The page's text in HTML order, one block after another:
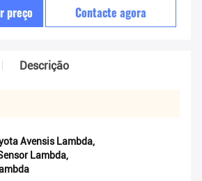
preço Contacte agora
Descrição
Avensis Lambda,
Lambda,